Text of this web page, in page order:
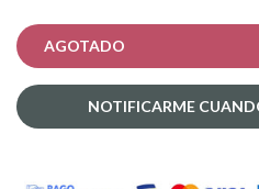
AGOTADO
NOTIFICARME